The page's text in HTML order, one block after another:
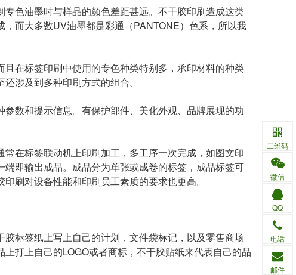
色油墨时与样品的颜色差距甚远。不干胶印刷造成这类
而大多数UV油墨都是彩通（PANTONE）色系，所以我
在标签印刷中使用的专色种类特别多，承印材料的种类
涉及到多种印刷方式的组合。
数和提示信息。有保护部件、美化外观、品牌展现的功
在标签联动机上印刷加工，多工序一次完成，如图文印
即输出成品。成品分为单张或成卷的标签，成品标签可
刷对设备性能和印刷员工素质的要求也更高。
标签纸上写上自己的计划，文件袋标记，以及零售商场
打上自己的LOGO或者商标，不干胶贴纸来代表自己的品
二维码
微信
QQ
电话
邮件